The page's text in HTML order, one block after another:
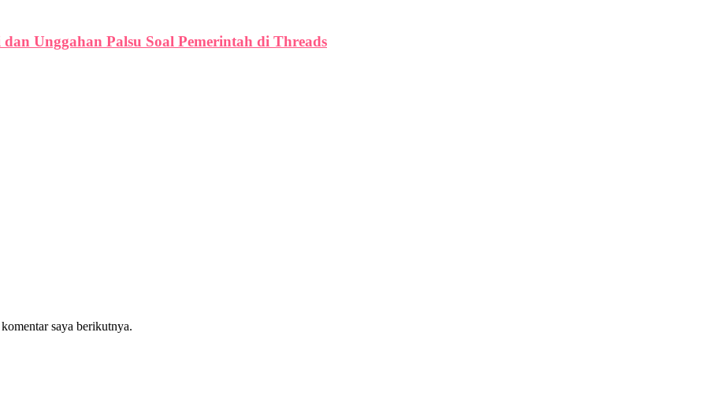
Unggahan Palsu Soal Pemerintah di Threads
saya berikutnya.